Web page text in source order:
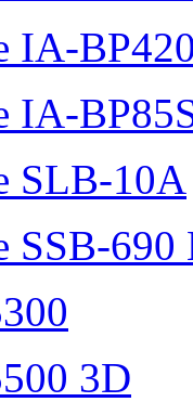
IA-
IA-
SLB-10A
SSB-690
3D